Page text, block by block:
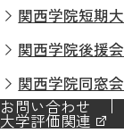
関西学院短期
関西学院後援会
関西学院同窓会
お問い合わせ
大学評価関連